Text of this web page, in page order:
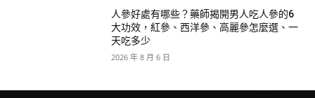
人參好處有哪些？藥師揭開男人吃人參的6
大功效，紅參、西洋參、高麗參怎麼選、一
天吃多少
2026 年 8 月 6 日